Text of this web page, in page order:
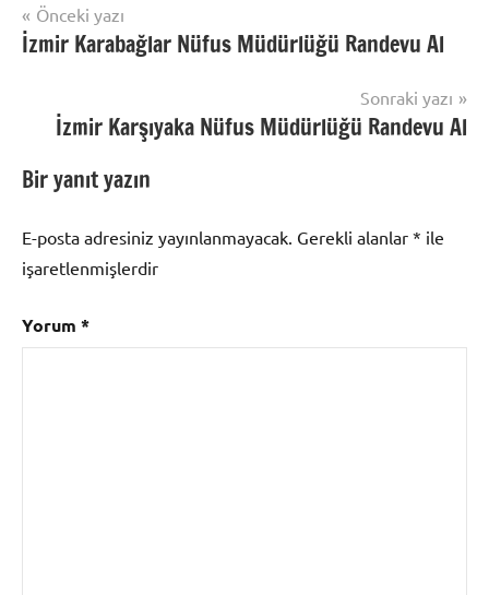
Randevu
Al
Yazı
gezinmesi
Önceki yazı
İzmir Karabağlar Nüfus Müdürlüğü Randevu Al
Sonraki yazı
İzmir Karşıyaka Nüfus Müdürlüğü Randevu Al
Bir yanıt yazın
E-posta adresiniz yayınlanmayacak. Gerekli alanlar * ile
işaretlenmişlerdir
Yorum *